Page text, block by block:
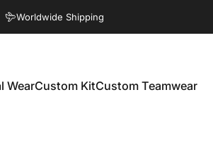
Worldwide Shipping
WearCustom KitCustom Teamwear